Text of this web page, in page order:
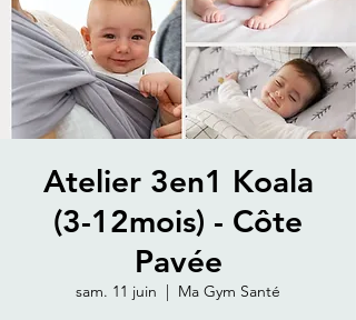
Atelier 3en1 Koala
(3-12mois) - Côte
Pavée
sam. 11 juin
  |
Ma Gym Santé